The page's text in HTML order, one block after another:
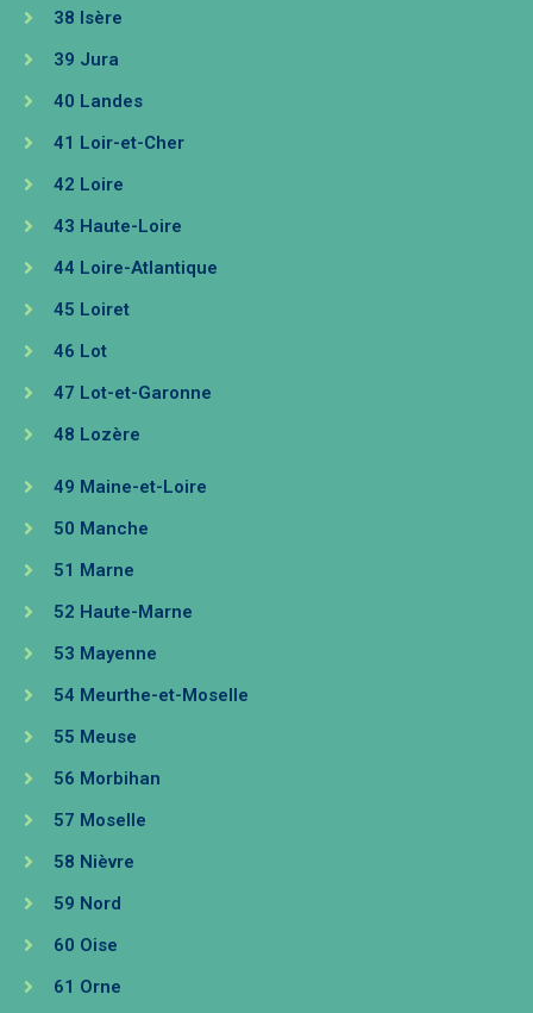
38 Isère
39 Jura
40 Landes
41 Loir-et-Cher
42 Loire
43 Haute-Loire
44 Loire-Atlantique
45 Loiret
46 Lot
47 Lot-et-Garonne
48 Lozère
49 Maine-et-Loire
50 Manche
51 Marne
52 Haute-Marne
53 Mayenne
54 Meurthe-et-Moselle
55 Meuse
56 Morbihan
57 Moselle
58 Nièvre
59 Nord
60 Oise
61 Orne